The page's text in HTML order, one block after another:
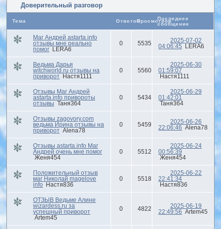
Доверительный разговор
Тема ОтветовПросмотровПоследнее
сообщение
Маг Андрей astarta.info
отзывы мне реально
помог
LERA6
0 5535
2025-07-02
04:06:45
LERA6
Ведьма Дарья
witchworld.ru отзывы на
приворот
Настя1111
0 5560
2025-06-30
01:59:07
Настя1111
Отзывы Маг Андрей
astarta.info привороты
отзывы Таня364
0 5434
2025-06-29
01:42:01
Таня364
Отзывы zagovory.com
ведьма Ирина отзывы на
приворот Alena78
0 5459
2025-06-26
22:06:46 Alena78
Отзывы astarta.info Маг
Андрей очень мне помог
Женя454
0 5512
2025-06-24
00:56:39
Женя454
Положительный отзыв
маг Николай magelove
info
Настя836
0 5518
2025-06-22
22:41:34
Настя836
ОТЗЫВ Ведьме Алине
wizardess.ru за
успешный приворот
Artem45
0 4822
2025-06-19
22:49:56 Artem45